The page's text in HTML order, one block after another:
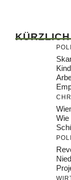
KÜRZLICH
Wie